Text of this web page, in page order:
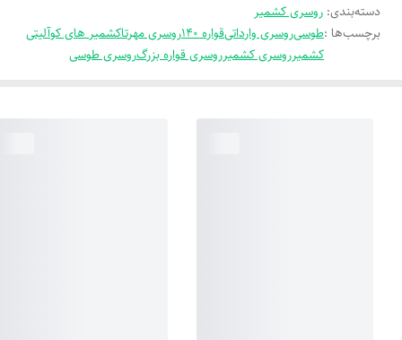
دسته‌بندی: روسری کشمیر
برچسب‌ها :طوسیروسری وارداتیقواره 140 روسری مهرتاکشمیر های کوآلیتی
کشمیرروسری کشمیرروسری قواره بزرگروسری طوسی